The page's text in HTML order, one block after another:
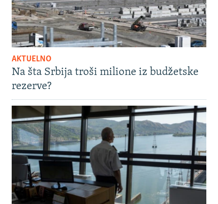
AKTUELNO
Na šta Srbija troši milione iz budžetske
rezerve?